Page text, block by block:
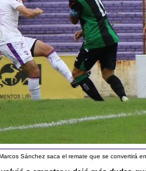
Sánchez saca el remate que se convertirá